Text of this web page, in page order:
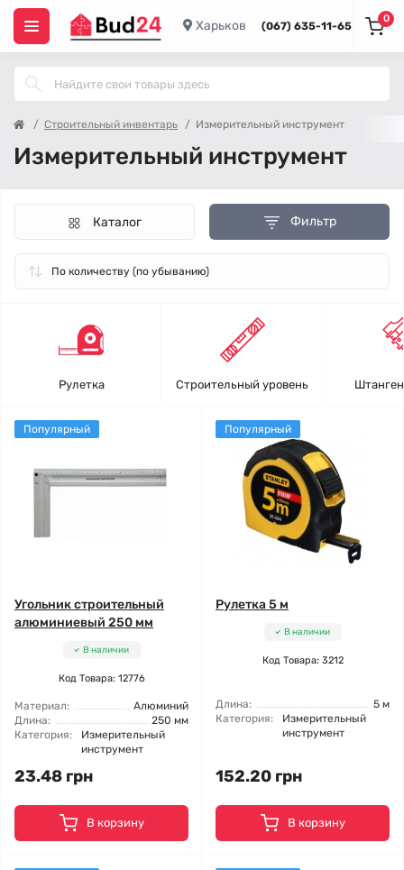
Харьков (067) 635-11-65
0
Строительный инвентарь Измерительный инструмент
Измерительный инструмент
Фильтр
Каталог
Рулетка Строительный уровень
Популярный
Угольник строительный
алюминиевый 250 мм
В наличии
Код Товара: 12776
Материал:
Алюминий
Длина:
250 мм
Категория:
Измерительный
инструмент
23.48 грн
В корзину
Популярный
Рулетка 5 м
В наличии
Код Товара: 3212
Длина:
5 м
Категория:
Измерительный
инструмент
152.20 грн
В корзину